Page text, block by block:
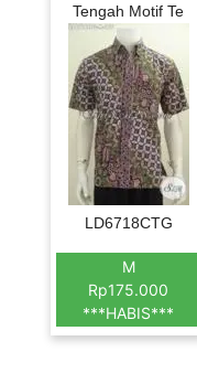
Tengah Motif Te
LD6718CTG
M
Rp175.000
***HABIS***